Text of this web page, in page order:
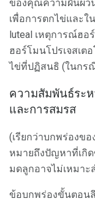
ของคุณความผันผว
เพื่อการตกไข่และใ
luteal เหตุการณ์ฮ
ฮอร์โมนโปรเจสเต
ไข่ที่ปฏิสนธิ (ในกร
ความสัมพันธ์ระห
และการสมรส
(เรียกว่าบกพร่องขอ
หมายถึงปัญหาที่เกิด
มดลูกอาจไม่เหมา
ข้อบกพร่องขั้นตอน